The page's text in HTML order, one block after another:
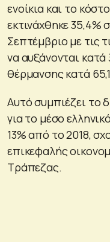
ενοίκια και το
εκτινάχθηκε 35,4%
Σεπτέμβριο με τις
να αυξάνονται κατά
θέρμανσης κατά
Αυτό συμπιέζει το
για το μέσο
13% από το 2018,
επικεφαλής
Τράπεζας.